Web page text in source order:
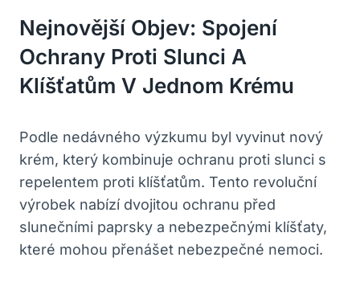
Nejnovější Objev: Spojení
Ochrany Proti Slunci A
Klíšťatům V Jednom Krému
Podle nedávného výzkumu byl vyvinut nový
krém, který kombinuje ochranu proti slunci s
repelentem proti klíšťatům. Tento revoluční
výrobek nabízí dvojitou ochranu před
slunečními paprsky a nebezpečnými klíšťaty,
které mohou přenášet nebezpečné nemoci.